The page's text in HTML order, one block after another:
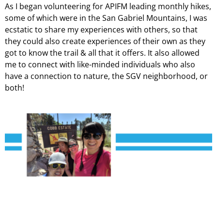
As I began volunteering for APIFM leading monthly hikes,
some of which were in the San Gabriel Mountains, I was
ecstatic to share my experiences with others, so that
they could also create experiences of their own as they
got to know the trail & all that it offers. It also allowed
me to connect with like-minded individuals who also
have a connection to nature, the SGV neighborhood, or
both!